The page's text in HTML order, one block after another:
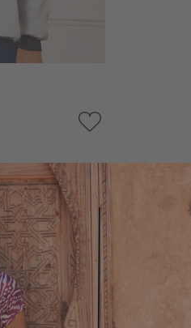
MA
LISTE
D’ENVIE
4.2